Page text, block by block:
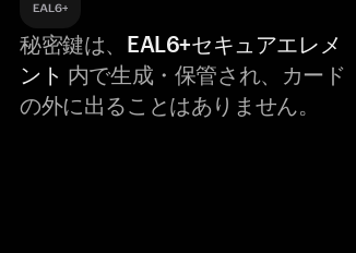
秘密鍵は、 EAL6+セキュアエレメ
ント 内で生成・保管され、カード
の外に出ることはありません。